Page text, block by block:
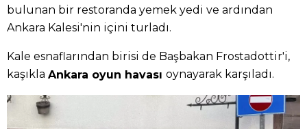
bulunan bir restoranda yemek yedi ve ardından
Ankara Kalesi'nin içini turladı.
Kale esnaflarından birisi de Başbakan Frostadottir'i,
kaşıkla Ankara oyun havası oynayarak karşıladı.